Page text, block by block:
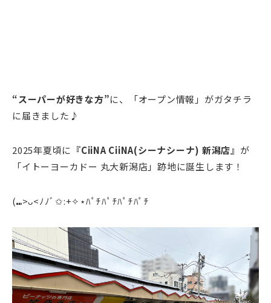
“スーパーが好きな方”に、「オープン情報」がガタチラ
に届きました♪
2025年夏頃に 『CiiNA CiiNA(シーナシーナ) 新潟店』 が
「イトーヨーカドー 丸大新潟店」跡地に誕生します！
(⑉>ᴗ<ﾉﾉﾞ✩:+✧︎⋆ﾊﾟﾁﾊﾟﾁﾊﾟﾁﾊﾟﾁ